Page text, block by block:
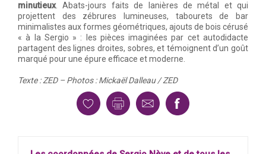
minutieux. Abats-jours faits de lanières de métal et qui
projettent des zébrures lumineuses, tabourets de bar
minimalistes aux formes géométriques, ajouts de bois cérusé
« à la Sergio » : les pièces imaginées par cet autodidacte
partagent des lignes droites, sobres, et témoignent d’un goût
marqué pour une épure efficace et moderne.
Texte : ZED – Photos : Mickaël Dalleau / ZED